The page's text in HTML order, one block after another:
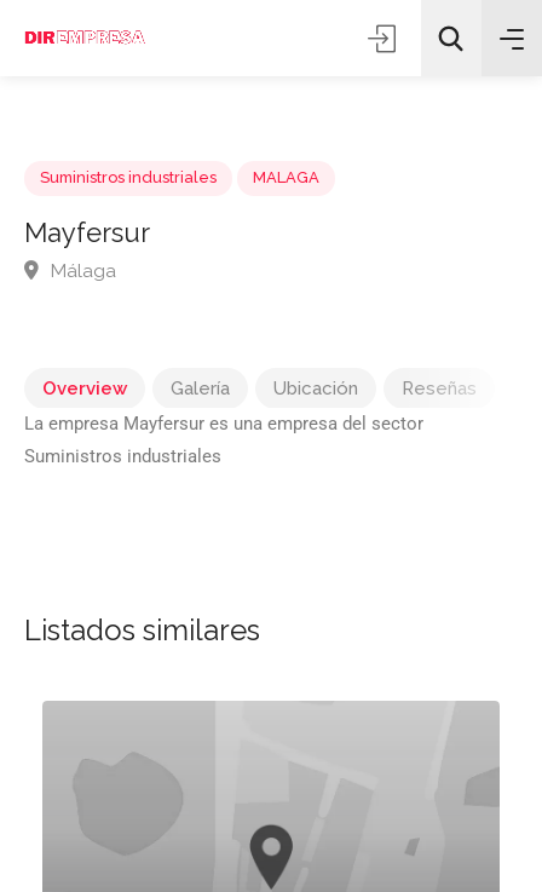
Mayfersur
Overview Galería Ubicación
Reseñas
La empresa Mayfersur es una empresa del sector
Suministros industriales
Listados similares